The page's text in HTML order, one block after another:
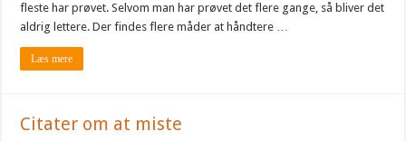
fleste har prøvet. Selvom man har prøvet det flere gange, så bliver det
aldrig lettere. Der findes flere måder at håndtere …
Læs mere
Citater om at miste